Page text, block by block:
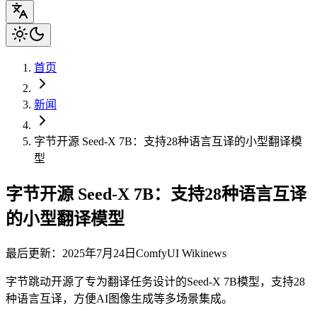
首页
新闻
字节开源 Seed-X 7B：支持28种语言互译的小型翻译模
型
字节开源 Seed-X 7B：支持28种语言互译
的小型翻译模型
最后更新：2025年7月24日 ComfyUI Wikinews
字节跳动开源了专为翻译任务设计的Seed-X 7B模型，支持28
种语言互译，方便AI图像生成等多场景集成。